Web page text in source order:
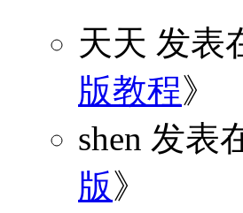
天天 发表
版教程》
shen 发表
版》